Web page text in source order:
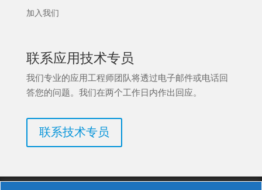
加入我们
联系应用技术专员
我们专业的应用工程师团队将透过电子邮件或电话回
答您的问题。我们在两个工作日内作出回应。
联系技术专员